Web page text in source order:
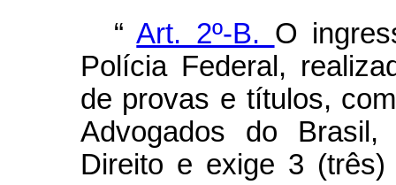
“Art. 2º-B. O
Polícia Federal,
de provas e títulos,
Advogados do
Direito e exige 3